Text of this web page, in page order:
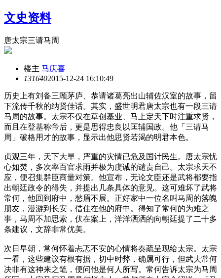
文史资料
唐太宗三请马周
楼主 马庆喜
1316402015-12-24 16:10:49
历史上有刘备三顾茅庐、恭请诸葛亮出山辅佐汉室的故事，留
下流传千秋的纳贤佳话。其实，盛世明君唐太宗也有一段三请
马周的故事。太宗不仅在草创基业、马上定天下时注重求贤，
而且在登基称帝后，更是思得忠良以匡辅国政。他「三请马
周」破格用才的故事，显示出他思贤若渴的明君本色。
贞观三年，天下大旱，严重的灾情已危及国计民生。唐太宗忧
心如焚，多次率百官求雨并极为虔诚的谴责自己。太宗求天不
应，便召集群臣商量对策。他宣布，无论文臣还是武将都要指
出朝廷政令的得失，并提出几条具体的意见。这可难坏了武将
常何，他回到府中，愁眉不展。正好家中一位名叫马周的落魄
朋友，漫游到长安，借住在他的府中。得知了常何的为难之
事，马周不加思索，伏在案上，洋洋洒洒的向朝廷提了二十多
条建议，文辞非常优美。
次日早朝，常何怀着忐忑不安的心情将奏疏呈现给太宗。太宗
一看，这些建议有根有据，切中时弊，确属可行，但武夫常何
决非有这神来之笔，便问他是何人所写。常何告诉太宗为马周